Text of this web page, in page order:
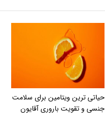
حیاتی ترین ویتامین برای سلامت
جنسی و تقویت باروری آقایون